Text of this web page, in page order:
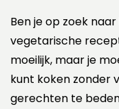
Ben je op zoek
vegetarische
moeilijk, maar je
kunt koken zonder
gerechten te